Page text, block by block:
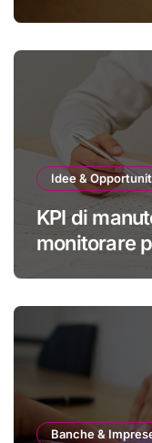
Idee &
KPI di
monitorare
Banche &